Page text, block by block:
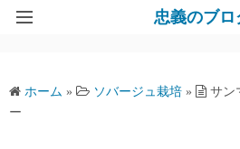
忠義のブロ
ホーム » ソバージュ栽培 »
サン
ー